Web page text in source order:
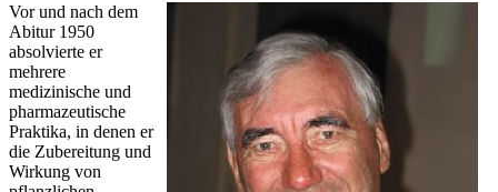
Vor und nach dem
Abitur 1950
absolvierte er
mehrere
medizinische und
pharmazeutische
Praktika, in denen er
die Zubereitung und
Wirkung von